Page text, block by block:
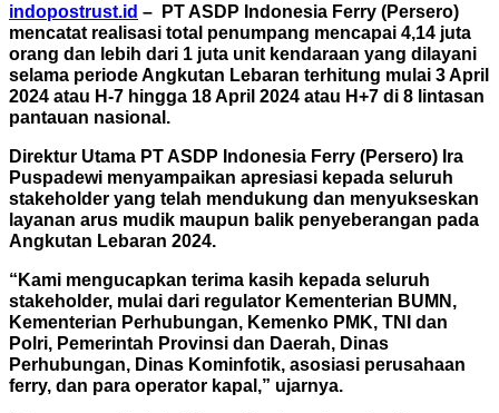
indopostrust.id – PT ASDP Indonesia Ferry (Persero)
mencatat realisasi total penumpang mencapai 4,14 juta
orang dan lebih dari 1 juta unit kendaraan yang dilayani
selama periode Angkutan Lebaran terhitung mulai 3 April
2024 atau H-7 hingga 18 April 2024 atau H+7 di 8 lintasan
pantauan nasional.
Direktur Utama PT ASDP Indonesia Ferry (Persero) Ira
Puspadewi menyampaikan apresiasi kepada seluruh
stakeholder yang telah mendukung dan menyukseskan
layanan arus mudik maupun balik penyeberangan pada
Angkutan Lebaran 2024.
“Kami mengucapkan terima kasih kepada seluruh
stakeholder, mulai dari regulator Kementerian BUMN,
Kementerian Perhubungan, Kemenko PMK, TNI dan
Polri, Pemerintah Provinsi dan Daerah, Dinas
Perhubungan, Dinas Kominfotik, asosiasi perusahaan
ferry, dan para operator kapal,” ujarnya.